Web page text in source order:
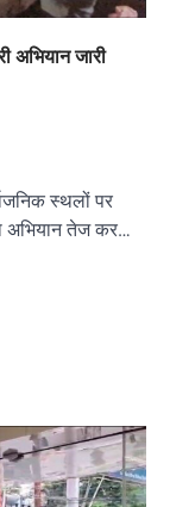
अभियान जारी
स्थलों पर
अभियान तेज कर…